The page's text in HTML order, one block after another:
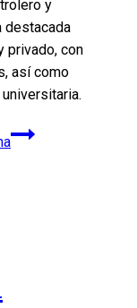
y
destacada
privado, con
así como